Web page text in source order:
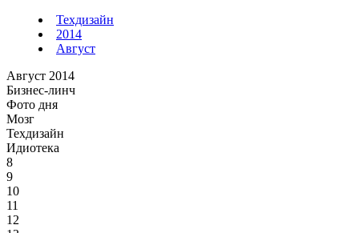
Техдизайн
2014
Август
Август 2014
Бизнес-линч
Фото дня
Мозг
Техдизайн
Идиотека
8
9
10
11
12